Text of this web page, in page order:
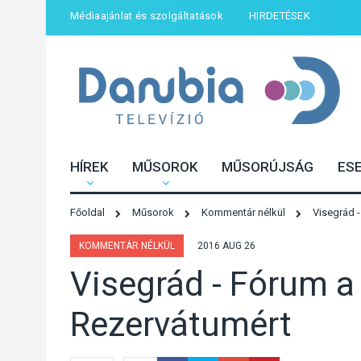
Médiaajánlat és szolgáltatások HIRDETÉSEK
HÍREK MŰSOROK MŰSORÚJSÁG
Főoldal Műsorok Kommentár nélkül Visegrád
KOMMENTÁR NÉLKÜL 2016 AUG 26
Visegrád - Fórum
Rezervátumért